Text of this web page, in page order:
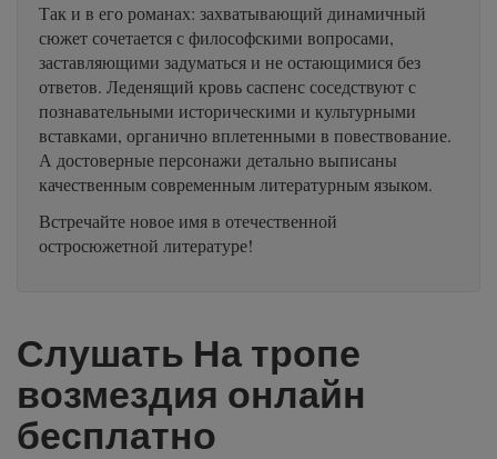
Так и в его романах: захватывающий динамичный
сюжет сочетается с философскими вопросами,
заставляющими задуматься и не остающимися без
ответов. Леденящий кровь саспенс соседствуют с
познавательными историческими и культурными
вставками, органично вплетенными в повествование.
А достоверные персонажи детально выписаны
качественным современным литературным языком.
Встречайте новое имя в отечественной
остросюжетной литературе!
Слушать На тропе
возмездия онлайн
бесплатно